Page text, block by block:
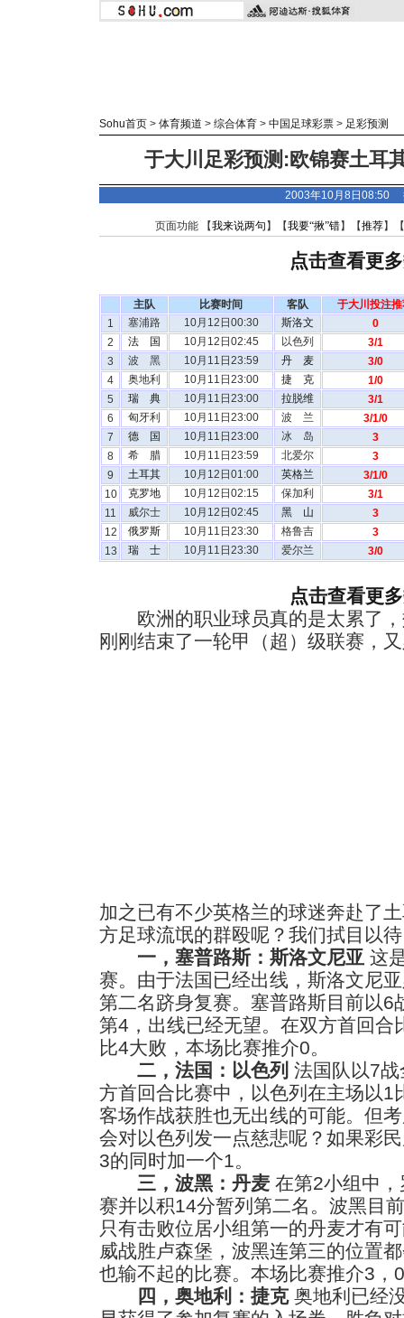
Sohu首页 > 体育频道 > 综合体育 > 中国足球彩票 > 足彩预测
于大川足彩预测:欧锦赛土耳
2003年10月8日08:50
页面功能 【我来说两句 】【我要“揪”错】【推荐】
点击查看更
主队 比赛时间 客队
于大川投注
1
塞浦路 10月12日00:30 斯洛文
0
2
法 国 10月12日02:45 以色列
3/1
3
波 黑 10月11日23:59 丹 麦
3/0
4
奥地利 10月11日23:00 捷 克
1/0
5
瑞 典 10月11日23:00 拉脱维
3/1
6
匈牙利 10月11日23:00 波 兰
3/1/0
7
德 国 10月11日23:00 冰 岛
3
8
希 腊 10月11日23:59 北爱尔
3
9
土耳其 10月12日01:00 英格兰
3/1/0
10
克罗地 10月12日02:15 保加利
3/1
11
威尔士 10月12日02:45 黑 山
3
12
俄罗斯 10月11日23:30 格鲁吉
3
13
瑞 士 10月11日23:30 爱尔兰 3/0
点击查看更
欧洲的职业球员真的是太累了，
刚刚结束了一轮甲（超）级联赛，
加之已有不少英格兰的球迷奔赴了
方足球流氓的群殴呢？我们拭目以
一，塞普路斯：斯洛文尼亚 这
赛。由于法国已经出线，斯洛文尼
第二名跻身复赛。塞普路斯目前以6
第4，出线已经无望。在双方首回合
比4大败，本场比赛推介0。
二，法国：以色列 法国队以7
方首回合比赛中，以色列在主场以1
客场作战获胜也无出线的可能。但
会对以色列发一点慈悲呢？如果彩
3的同时加一个1。
三，波黑：丹麦 在第2小组中
赛并以积14分暂列第二名。波黑目
只有击败位居小组第一的丹麦才有
威战胜卢森堡，波黑连第三的位置
也输不起的比赛。本场比赛推介3，
四，奥地利：捷克奥地利已经